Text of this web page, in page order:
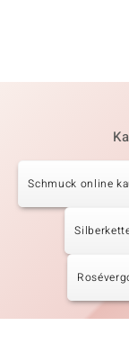
Schmuck online